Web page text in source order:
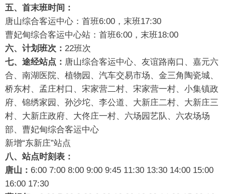
五、首末班时间：
唐山综合客运中心：首班6:00，末班17:30
曹妃甸综合客运中心站：首班6:00，末班18:00
六、计划班次： 22班次
七、途经站点： 唐山综合客运中心、友谊路南口、嘉元六
合、南湖医院、植物园、汽车交易市场、金三角陶瓷城、
桥东村、孟庄村口、宋家营二村、宋家营一村、小集镇政
府、锦绣家园、孙沙坨、李公道、大新庄二村、大新庄三
村、大新庄政府、大佟庄一村、六场园艺队、六农场场
部、曹妃甸综合客运中心
新增“东新庄”站点
八、站点时刻表：
唐山： 6:00 7:00 8:00 9:00 9:45 11:30 13:30 14:00 15:00
16:00 17:30